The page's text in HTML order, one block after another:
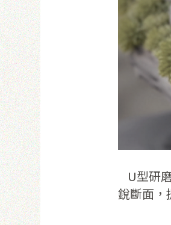
U型研
銳斷面，